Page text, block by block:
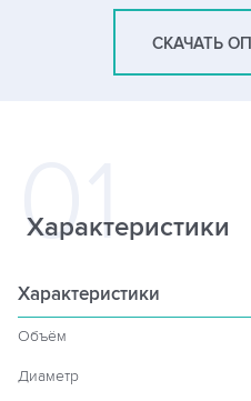
СКАЧАТЬ
Характеристики
Характеристики
Объём
Диаметр